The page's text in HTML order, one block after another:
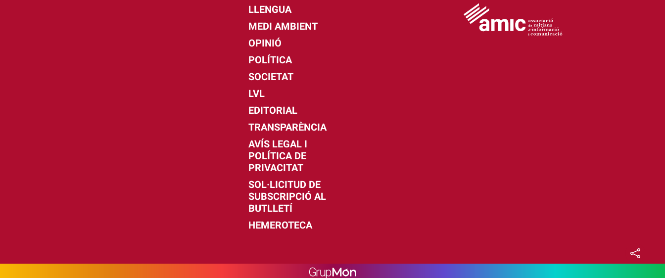
LLENGUA
MEDI AMBIENT
OPINIÓ
POLÍTICA
SOCIETAT
LVL
EDITORIAL
TRANSPARÈNCIA
AVÍS LEGAL I
POLÍTICA DE
PRIVACITAT
SOL·LICITUD DE
SUBSCRIPCIÓ AL
BUTLLETÍ
HEMEROTECA